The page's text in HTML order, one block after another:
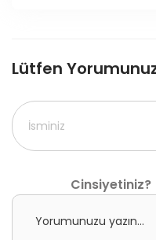
Lütfen
Cinsiyetiniz?